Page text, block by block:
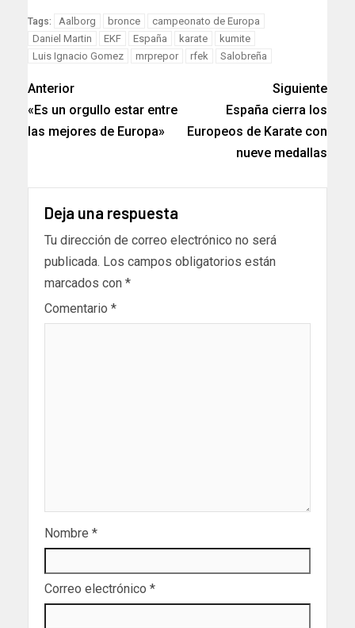
Tags: Aalborg bronce
campeonato de Europa
Daniel Martin
EKF España karate
kumite
Luis Ignacio Gomez
mrprepor rfek Salobreña
Anterior
«Es un orgullo estar entre
las mejores de Europa»
Siguiente
España cierra los
Europeos de Karate con
nueve medallas
Deja una respuesta
Tu dirección de correo electrónico no será
publicada. Los campos obligatorios están
marcados con *
Comentario *
Nombre *
Correo electrónico *